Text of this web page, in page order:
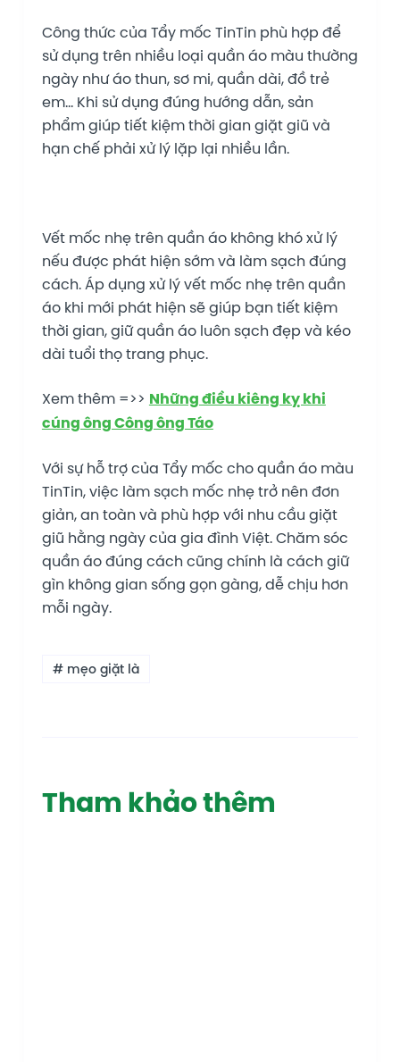
Công thức của Tẩy mốc TinTin phù hợp để
sử dụng trên nhiều loại quần áo màu thường
ngày như áo thun, sơ mi, quần dài, đồ trẻ
em… Khi sử dụng đúng hướng dẫn, sản
phẩm giúp tiết kiệm thời gian giặt giũ và
hạn chế phải xử lý lặp lại nhiều lần.
Vết mốc nhẹ trên quần áo không khó xử lý
nếu được phát hiện sớm và làm sạch đúng
cách. Áp dụng xử lý vết mốc nhẹ trên quần
áo khi mới phát hiện sẽ giúp bạn tiết kiệm
thời gian, giữ quần áo luôn sạch đẹp và kéo
dài tuổi thọ trang phục.
Xem thêm =>> Những điều kiêng kỵ khi
cúng ông Công ông Táo
Với sự hỗ trợ của Tẩy mốc cho quần áo màu
TinTin, việc làm sạch mốc nhẹ trở nên đơn
giản, an toàn và phù hợp với nhu cầu giặt
giũ hằng ngày của gia đình Việt. Chăm sóc
quần áo đúng cách cũng chính là cách giữ
gìn không gian sống gọn gàng, dễ chịu hơn
mỗi ngày.
# mẹo giặt là
Tham khảo thêm